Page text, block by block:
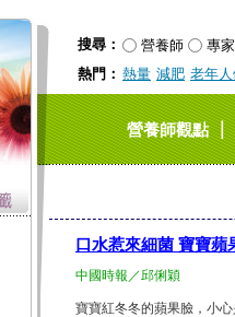
搜尋： 營養師
專家
熱門： 熱量 減肥 老年
營養師觀點｜
口水惹來細菌 寶寶蘋
中國時報／邱俐穎
寶寶紅冬冬的蘋果臉，小